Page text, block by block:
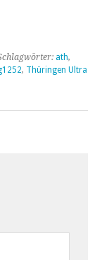
ath,
, Thüringen Ultra